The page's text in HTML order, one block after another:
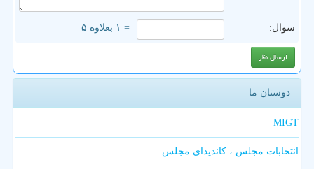
سوال: = ۱ بعلاوه ۵
دوستان ما
MIGT
انتخابات مجلس ، کاندیدای مجلس